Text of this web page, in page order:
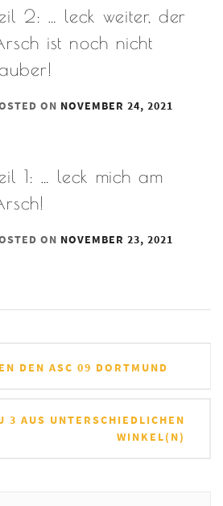
2: … leck weiter, der
ist noch nicht
ON NOVEMBER 24, 2021
1: … leck mich am
ON NOVEMBER 23, 2021
DEN ASC 09 DORTMUND
3 AUS UNTERSCHIEDLICHEN
WINKEL(N)